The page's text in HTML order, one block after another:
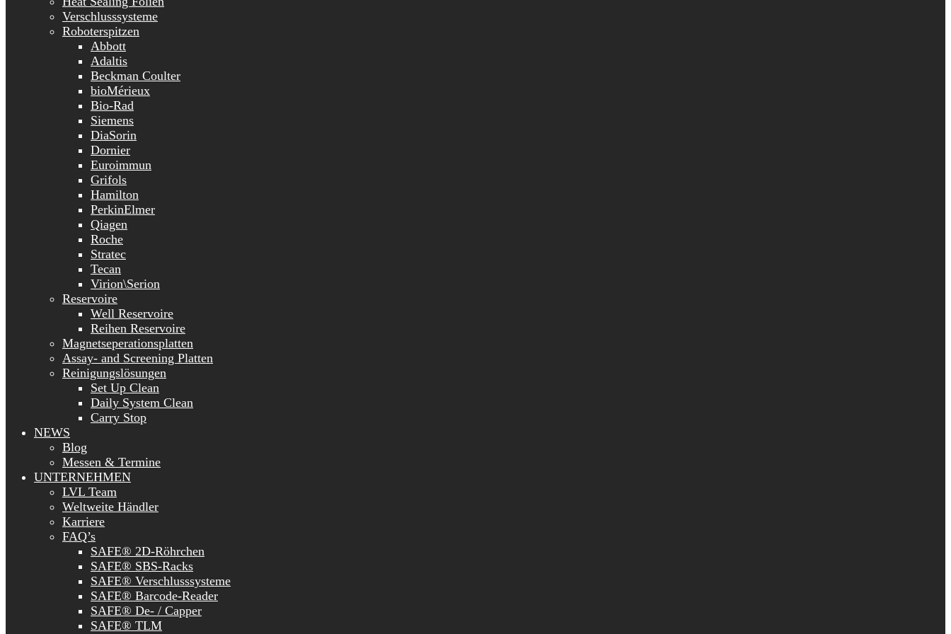
Verschlusssysteme
Roboterspitzen
Abbott
Adaltis
Beckman Coulter
bioMérieux
Bio-Rad
Siemens
DiaSorin
Dornier
Euroimmun
Grifols
Hamilton
PerkinElmer
Qiagen
Roche
Stratec
Tecan
Virion\Serion
Reservoire
Well Reservoire
Reihen Reservoire
Magnetseperationsplatten
Assay- and Screening Platten
Reinigungslösungen
Set Up Clean
Daily System Clean
Carry Stop
NEWS
Blog
Messen & Termine
UNTERNEHMEN
LVL Team
Weltweite Händler
Karriere
FAQ’s
SAFE® 2D-Röhrchen
SAFE® SBS-Racks
SAFE® Verschlusssysteme
SAFE® Barcode-Reader
SAFE® De- / Capper
SAFE® TLM